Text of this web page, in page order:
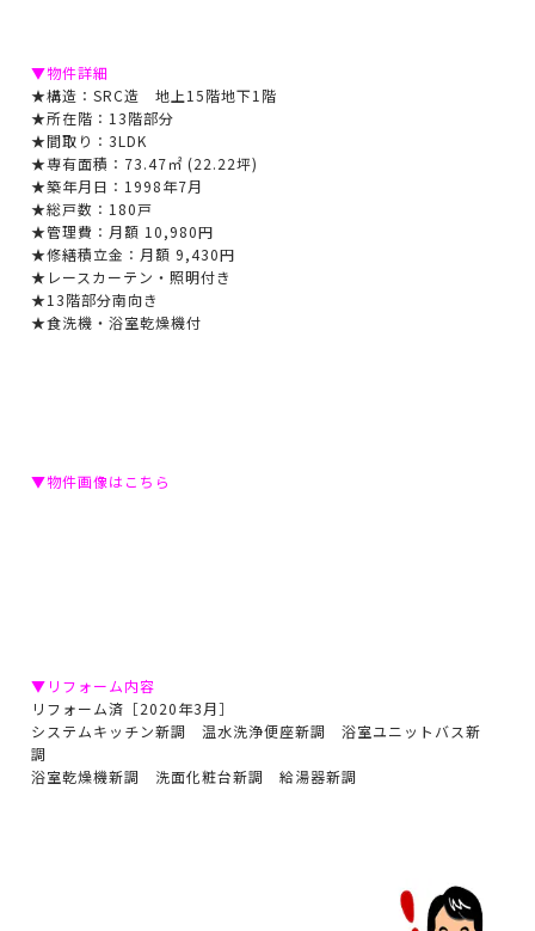
▼物件詳細
★構造：SRC造 地上15階地下1階
★所在階：13階部分
★間取り：3LDK
★専有面積：73.47㎡ (22.22坪)
★築年月日：1998年7月
★総戸数：180戸
★管理費：月額 10,980円
★修繕積立金：月額 9,430円
★レースカーテン・照明付き
★13階部分南向き
★食洗機・浴室乾燥機付
▼物件画像はこちら
▼リフォーム内容
リフォーム済［2020年3月］
システムキッチン新調 温水洗浄便座新調 浴室ユニットバス新
調
浴室乾燥機新調 洗面化粧台新調 給湯器新調